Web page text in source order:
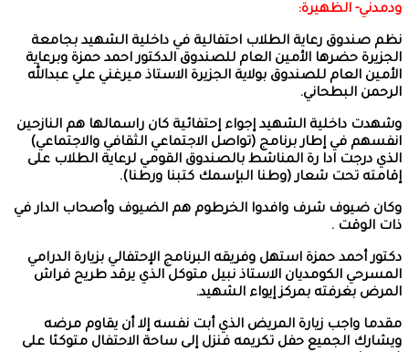
ودمدني- الظهيرة:
نظم صندوق رعاية الطلاب احتفالية في داخلية الشهيد بجامعة
الجزيرة حضرها الأمين العام للصندوق الدكتور احمد حمزة وبرعاية
الأمين العام للصندوق بولاية الجزيرة الاستاذ ميرغني علي عبدالله
الرحمن البطحاني.
وشهدت داخلية الشهيد إجواء إحتفائية كان راسمالها هم النازحين
انفسهم في إطار برنامج (تواصل الاجتماعي الثقافي والاجتماعي)
الذي درجت ادا رة المناشط بالصندوق القومي لرعاية الطلاب على
إقامته تحت شعار (وطنا البإسمك كتبنا ورطنا).
وكان ضيوف شرف وافدوا الخرطوم هم الضيوف وأصحاب الدار في
ذات الوقت .
دكتور أحمد حمزة استهل وفريقه البرنامج الإحتفالي بزيارة الدرامي
المسرحي الكومديان الاستاذ نبيل متوكل الذي يرقد طريح فراش
المرض بغرفته بمركز إيواء الشهيد.
مقدما واجب زيارة المريض الذي أبت نفسه إلا أن يقاوم مرضه
ويشارك الجميع حفل تكريمه فنزل إلى ساحة الاحتفال متوكئا على